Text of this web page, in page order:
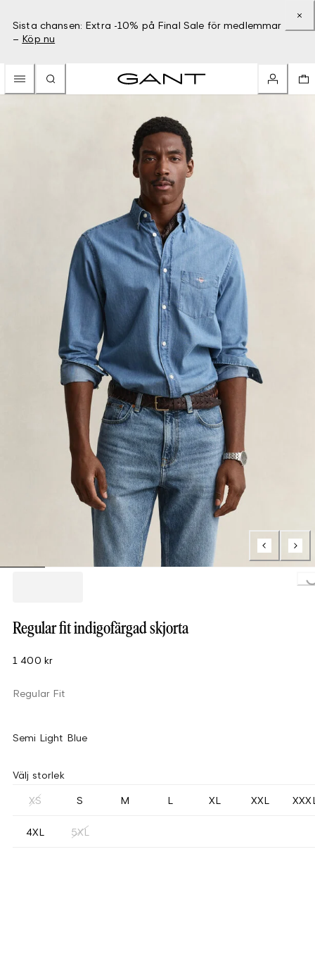
Sista chansen: Extra -10% på Final Sale för medlemmar
– Köp nu
Loading...
Regular fit indigofärgad skjorta
1 400 kr
Regular Fit
Semi Light Blue
Välj storlek
XS S M L XL XXL
4XL 5XL